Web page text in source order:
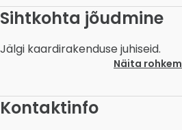
Sihtkohta jõudmine
Jälgi kaardirakenduse juhiseid.
Näita rohkem
Kontaktinfo